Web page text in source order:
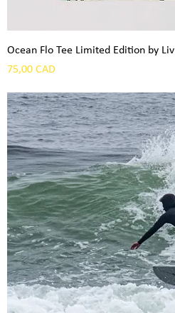
Ocean Flo Tee Limited Edition by Liv
Precio
75,00 CAD